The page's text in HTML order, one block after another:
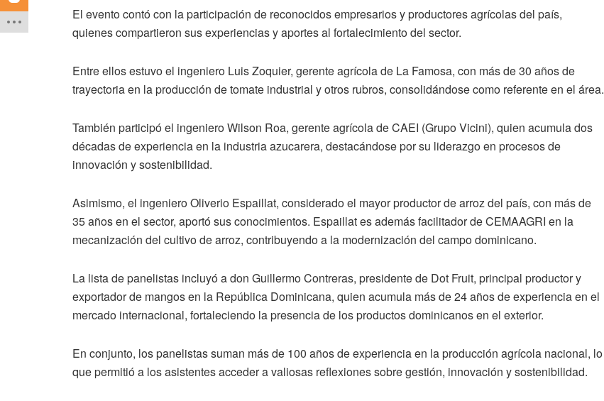
El evento contó con la participación de reconocidos empresarios y productores agrícolas del país,
quienes compartieron sus experiencias y aportes al fortalecimiento del sector.
Entre ellos estuvo el ingeniero Luis Zoquier, gerente agrícola de La Famosa, con más de 30 años de
trayectoria en la producción de tomate industrial y otros rubros, consolidándose como referente en el área.
También participó el ingeniero Wilson Roa, gerente agrícola de CAEI (Grupo Vicini), quien acumula dos
décadas de experiencia en la industria azucarera, destacándose por su liderazgo en procesos de
innovación y sostenibilidad.
Asimismo, el ingeniero Oliverio Espaillat, considerado el mayor productor de arroz del país, con más de
35 años en el sector, aportó sus conocimientos. Espaillat es además facilitador de CEMAAGRI en la
mecanización del cultivo de arroz, contribuyendo a la modernización del campo dominicano.
La lista de panelistas incluyó a don Guillermo Contreras, presidente de Dot Fruit, principal productor y
exportador de mangos en la República Dominicana, quien acumula más de 24 años de experiencia en el
mercado internacional, fortaleciendo la presencia de los productos dominicanos en el exterior.
En conjunto, los panelistas suman más de 100 años de experiencia en la producción agrícola nacional, lo
que permitió a los asistentes acceder a valiosas reflexiones sobre gestión, innovación y sostenibilidad.